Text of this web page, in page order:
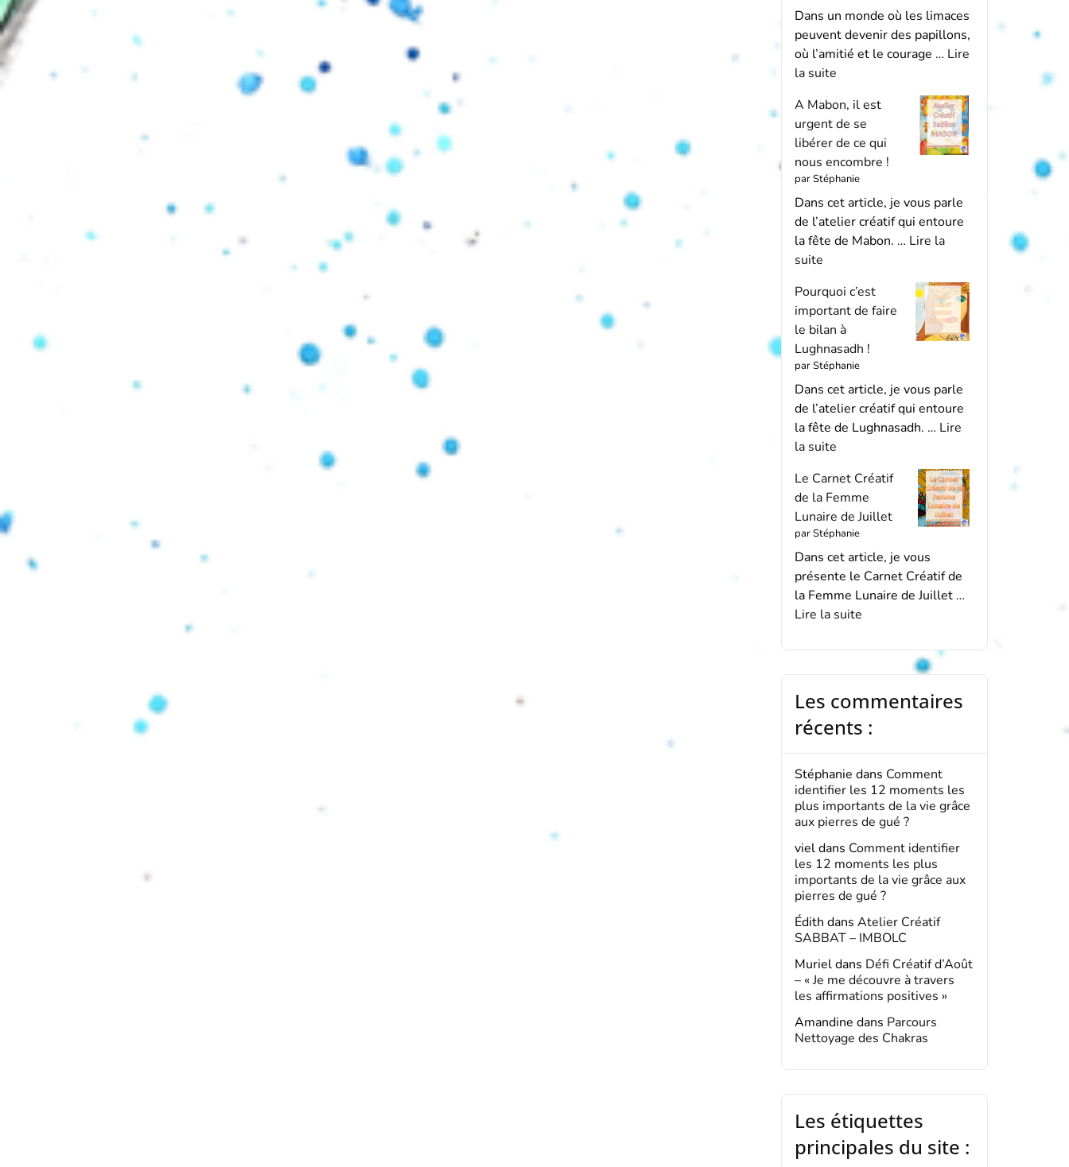
Dans un monde où les limaces
peuvent devenir des papillons,
où l’amitié et le courage … Lire
la suite
A Mabon, il est
urgent de se
libérer de ce qui
nous encombre !
par Stéphanie
Dans cet article, je vous parle
de l’atelier créatif qui entoure
la fête de Mabon. … Lire la
suite
Pourquoi c’est
important de faire
le bilan à
Lughnasadh !
par Stéphanie
Dans cet article, je vous parle
de l’atelier créatif qui entoure
la fête de Lughnasadh. … Lire
la suite
Le Carnet Créatif
de la Femme
Lunaire de Juillet
par Stéphanie
Dans cet article, je vous
présente le Carnet Créatif de
la Femme Lunaire de Juillet …
Lire la suite
Les commentaires
récents :
Stéphanie dans Comment
identifier les 12 moments les
plus importants de la vie grâce
aux pierres de gué ?
vieldans Comment identifier
les 12 moments les plus
importants de la vie grâce aux
pierres de gué ?
Édith dans Atelier Créatif
SABBAT – IMBOLC
Murieldans Défi Créatif d’Août
– « Je me découvre à travers
les affirmations positives »
Amandine dans Parcours
Nettoyage des Chakras
Les étiquettes
principales du site :